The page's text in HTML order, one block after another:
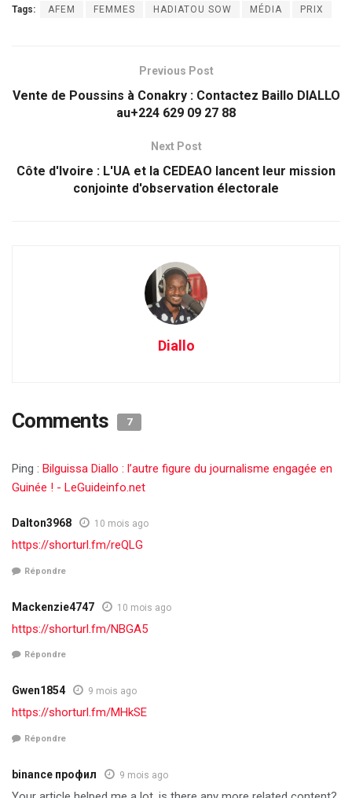
Tags: AFEM FEMMES HADIATOU SOW MÉDIA PRIX
Previous Post
Vente de Poussins à Conakry : Contactez Baillo DIALLO
au+224 629 09 27 88
Next Post
Côte d'Ivoire : L'UA et la CEDEAO lancent leur mission
conjointe d'observation électorale
Diallo
Comments 7
Ping : Bilguissa Diallo : l’autre figure du journalisme engagée en
Guinée ! - LeGuideinfo.net
Dalton3968 10 mois ago
https://shorturl.fm/reQLG
Répondre
Mackenzie4747 10 mois ago
https://shorturl.fm/NBGA5
Répondre
Gwen1854 9 mois ago
https://shorturl.fm/MHkSE
Répondre
binance профил 9 mois ago